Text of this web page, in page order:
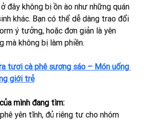
đây không bị ồn ào như những quán
khác. Bạn có thể dễ dàng trao đổi
ý tưởng, hoặc đơn giản là yên
mà không bị làm phiền.
tươi cà phê sương sáo – Món uống
giới trẻ
mình đang tìm:
yên tĩnh, đủ riêng tư cho nhóm